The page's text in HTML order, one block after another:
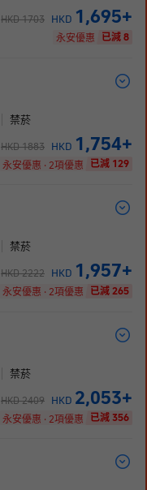
HKD1703 HKD 1,695+
永安優惠 已減 8
禁菸
HKD1883 HKD 1,754+
永安優惠 · 2項優惠 已減 129
禁菸
HKD2222 HKD 1,957+
永安優惠 · 2項優惠 已減 265
禁菸
HKD2409 HKD 2,053+
永安優惠 · 2項優惠 已減 356